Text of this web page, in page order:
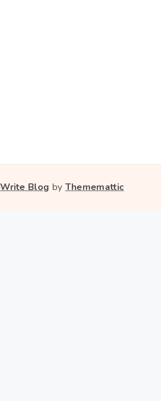
Write Blog by Thememattic